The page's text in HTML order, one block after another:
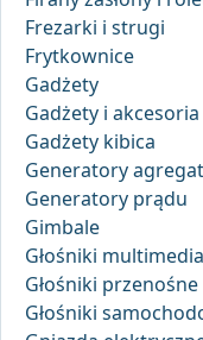
Frezarki i strugi
Frytkownice
Gadżety
Gadżety i
Gadżety kibica
Generatory
Generatory prądu
Gimbale
Głośniki
Głośniki przenośne
Głośniki